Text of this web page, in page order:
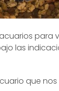
para
las
que nos